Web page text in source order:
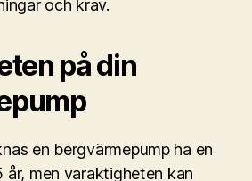
och krav.
på din
en bergvärmepump ha en
år, men varaktigheten kan